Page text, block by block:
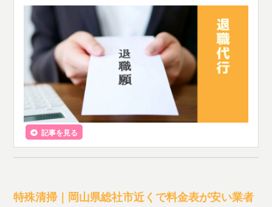
記事を見る
特殊清掃｜岡山県総社市近くで料金表が安い業者